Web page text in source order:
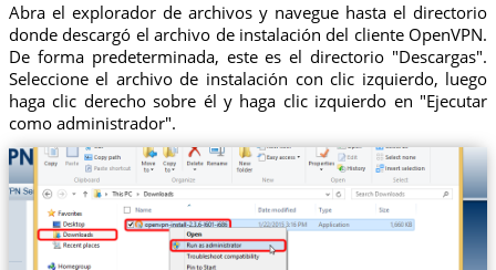
Abra el explorador de archivos y navegue hasta el directorio
donde descargó el archivo de instalación del cliente OpenVPN.
De forma predeterminada, este es el directorio "Descargas".
Seleccione el archivo de instalación con clic izquierdo, luego
haga clic derecho sobre él y haga clic izquierdo en "Ejecutar
como administrador".